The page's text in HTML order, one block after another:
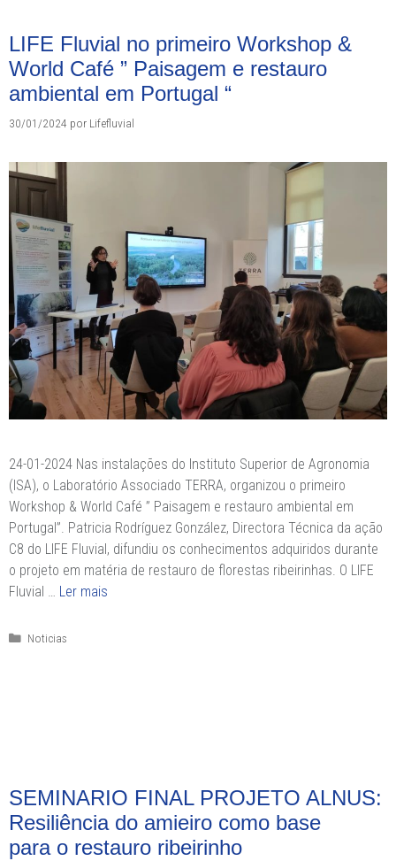
LIFE Fluvial no primeiro Workshop &
World Café ” Paisagem e restauro
ambiental em Portugal “
30/01/2024 por Lifefluvial
24-01-2024 Nas instalações do Instituto Superior de Agronomia
(ISA), o Laboratório Associado TERRA, organizou o primeiro
Workshop & World Café ” Paisagem e restauro ambiental em
Portugal”. Patricia Rodríguez González, Directora Técnica da ação
C8 do LIFE Fluvial, difundiu os conhecimentos adquiridos durante
o projeto em matéria de restauro de florestas ribeirinhas. O LIFE
Fluvial … Ler mais
Categorias
Noticias
SEMINARIO FINAL PROJETO ALNUS:
Resiliência do amieiro como base
para o restauro ribeirinho